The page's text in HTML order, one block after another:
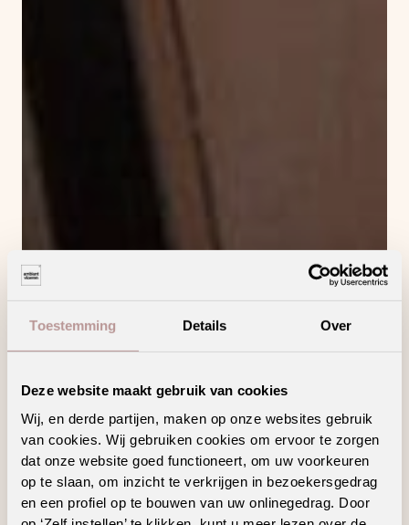
Toestemming Details Over
Deze website maakt gebruik van cookies
Wij, en derde partijen, maken op onze websites gebruik
van cookies. Wij gebruiken cookies om ervoor te zorgen
dat onze website goed functioneert, om uw voorkeuren
op te slaan, om inzicht te verkrijgen in bezoekersgedrag
en een profiel op te bouwen van uw onlinegedrag. Door